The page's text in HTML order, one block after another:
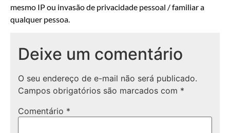
mesmo IP ou invasão de privacidade pessoal / familiar a
qualquer pessoa.
Deixe um comentário
O seu endereço de e-mail não será publicado.
Campos obrigatórios são marcados com *
Comentário *